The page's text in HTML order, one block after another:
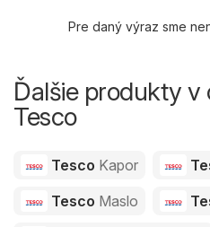
Pre daný výraz sme
Ďalšie produkty v
Tesco
Tesco Kapor
Tesco Maslo